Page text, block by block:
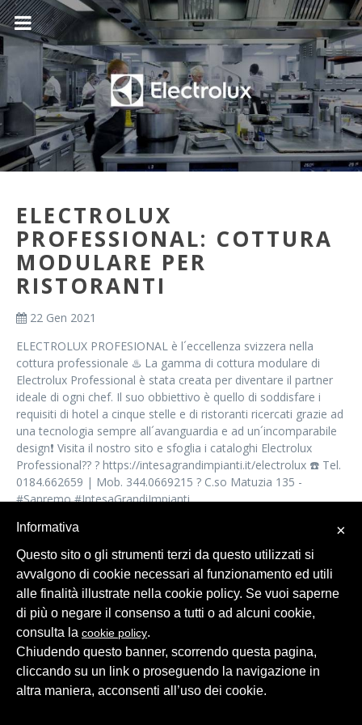
ELECTROLUX
PROFESSIONAL: COTTURA
MODULARE PER
RISTORANTI
22 Gen 2021
ELECTROLUX PROFESIONAL è l´eccellenza svizzera nella
cottura professionale ♨️ La gamma di cottura modulare di
Electrolux Professional è stata creata per diventare il partner
ideale di ogni chef. Il suo obbiettivo è quello di soddisfare i
requisiti di hotel a cinque stelle e di ristoranti ricercati grazie ad
una tecnologia sempre all´avanguardia e ad un´incomparabile
design❗️ Visita il nostro sito e sfoglia i cataloghi Electrolux
Professional?? ? https://intesagrandimpianti.it/electrolux ☎️ Tel.
0184.662659 | Mob. 344.0669215 ? C.so Matuzia 135 -
#Sanremo #IntesaGrandiImpianti
© 2026 Intesa Grandi Impianti Srl
×
Informativa
Questo sito o gli strumenti terzi da questo utilizzati si
avvalgono di cookie necessari al funzionamento ed utili
alle finalità illustrate nella cookie policy. Se vuoi saperne
di più o negare il consenso a tutti o ad alcuni cookie,
consulta la cookie policy.
Chiudendo questo banner, scorrendo questa pagina,
cliccando su un link o proseguendo la navigazione in
altra maniera, acconsenti all’uso dei cookie.